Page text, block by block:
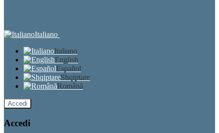
Italiano
Italiano
English
Español
Shqiptare
Română
Accedi
Accedi